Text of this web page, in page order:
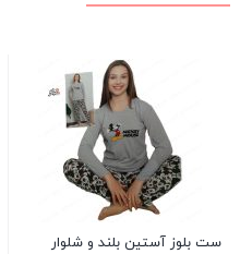
ست بلوز آستین بلند و شلوار